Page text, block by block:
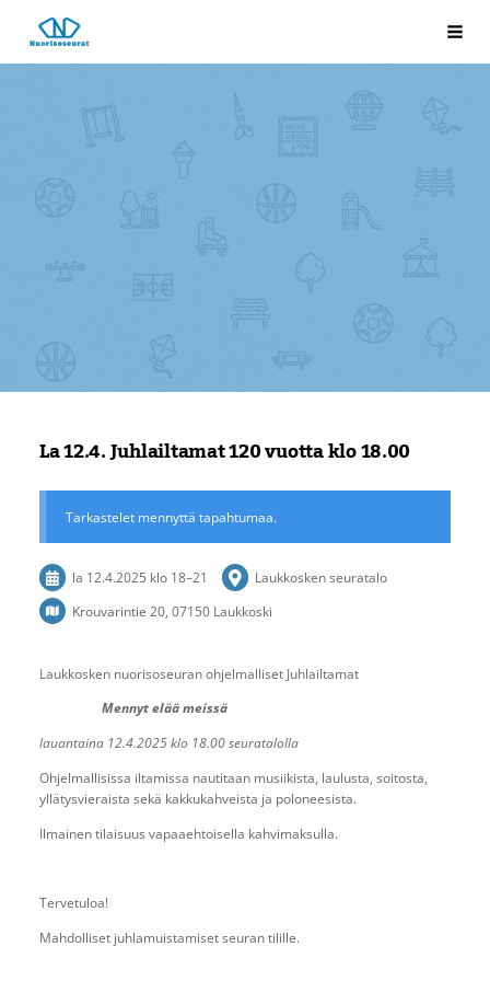
Siirry
sivun
sisältöön
Laukkosken nuorisoseura
La 12.4. Juhlailtamat 120 vuotta klo 18.00
Tarkastelet mennyttä tapahtumaa.
la 12.4.2025 klo 18–21
Laukkosken seuratalo
Krouvarintie 20, 07150 Laukkoski
Laukkosken nuorisoseuran ohjelmalliset Juhlailtamat
Mennyt elää meissä
lauantaina 12.4.2025 klo 18.00 seuratalolla
Ohjelmallisissa iltamissa nautitaan musiikista, laulusta, soitosta,
yllätysvieraista sekä kakkukahveista ja poloneesista.
Ilmainen tilaisuus vapaaehtoisella kahvimaksulla.
Tervetuloa!
Mahdolliset juhlamuistamiset seuran tilille.